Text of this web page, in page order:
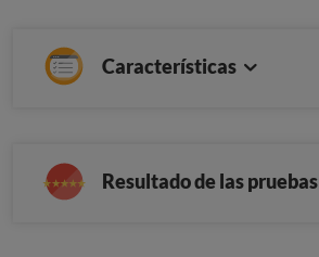
Características
Resultado de las pruebas